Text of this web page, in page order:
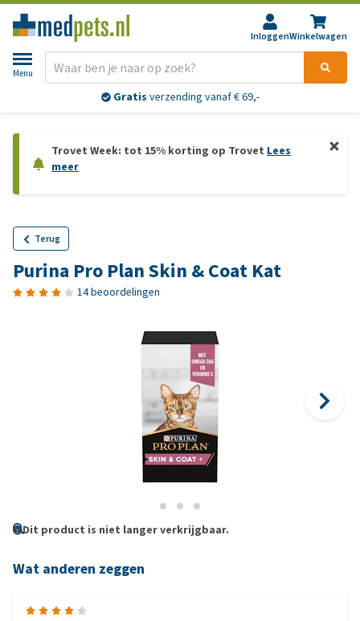
InloggenWinkelwagen
Menu
Gratis verzending vanaf € 69,-
Trovet Week: tot 15% korting op Trovet Lees
meer
Terug
Purina Pro Plan Skin & Coat Kat
14 beoordelingen
Dit product is niet langer verkrijgbaar.
Wat anderen zeggen